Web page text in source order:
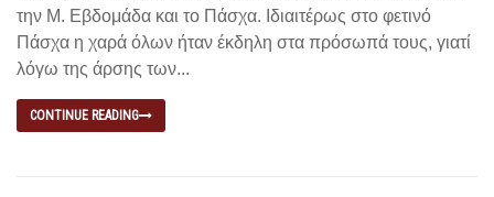
την Μ. Εβδομάδα και το Πάσχα. Ιδιαιτέρως στο φετινό
Πάσχα η χαρά όλων ήταν έκδηλη στα πρόσωπά τους, γιατί
λόγω της άρσης των...
CONTINUE READING